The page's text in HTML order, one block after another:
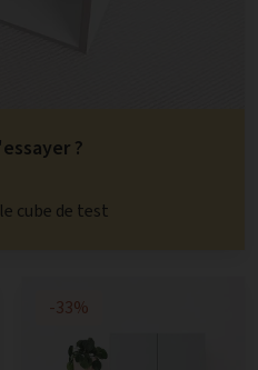
?
cube de test
-33%